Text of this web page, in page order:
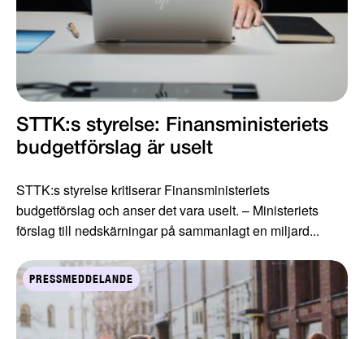
STTK:s styrelse: Finansministeriets
budgetförslag är uselt
STTK:s styrelse kritiserar Finansministeriets
budgetförslag och anser det vara uselt. – Ministeriets
förslag till nedskärningar på sammanlagt en miljard...
PRESSMEDDELANDE